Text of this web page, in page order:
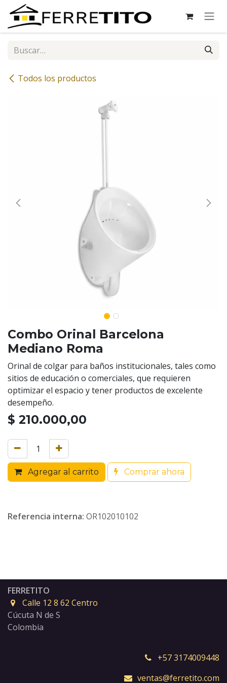
Ir al contenido
Todos los productos
Combo Orinal Barcelona
Mediano Roma
Orinal de colgar para baños institucionales, tales como
sitios de educación o comerciales, que requieren
optimizar el espacio y tener productos de excelente
desempeño.
$ 210.000,00
Agregar al carrito Comprar ahora
Referencia interna: OR102010102
FERRETITO
Calle 12 8 62 Centro
Cúcuta N de S
Colombia
+57 3174009448
ventas@ferretito.com